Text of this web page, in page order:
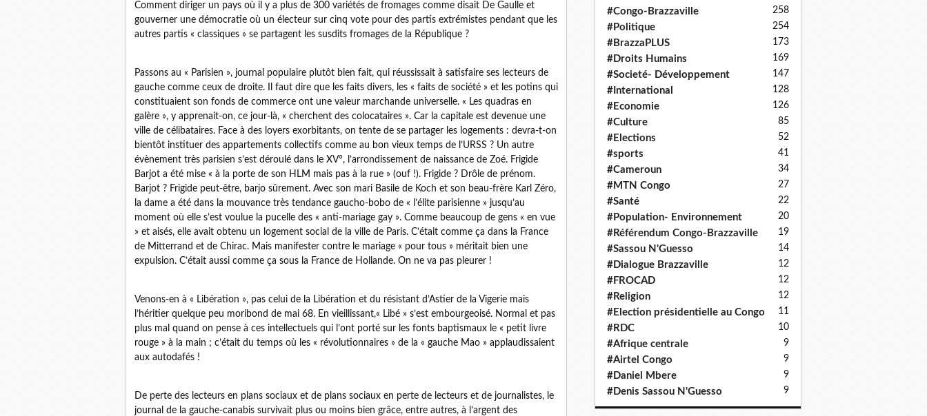
Comment diriger un pays où il y a plus de 300 variétés de fromages comme disait De Gaulle et
gouverner une démocratie où un électeur sur cinq vote pour des partis extrémistes pendant que les
autres partis « classiques » se partagent les susdits fromages de la République ?
Passons au « Parisien », journal populaire plutôt bien fait, qui réussissait à satisfaire ses lecteurs de
gauche comme ceux de droite. Il faut dire que les faits divers, les « faits de société » et les potins qui
constituaient son fonds de commerce ont une valeur marchande universelle. « Les quadras en
galère », y apprenait-on, ce jour-là, « cherchent des colocataires ». Car la capitale est devenue une
ville de célibataires. Face à des loyers exorbitants, on tente de se partager les logements : devra-t-on
bientôt instituer des appartements collectifs comme au bon vieux temps de l’URSS ? Un autre
évènement très parisien s’est déroulé dans le XV°, l’arrondissement de naissance de Zoé. Frigide
Barjot a été mise « à la porte de son HLM mais pas à la rue » (ouf !). Frigide ? Drôle de prénom.
Barjot ? Frigide peut-être, barjo sûrement. Avec son mari Basile de Koch et son beau-frère Karl Zéro,
la dame a été dans la mouvance très tendance gaucho-bobo de « l’élite parisienne » jusqu’au
moment où elle s’est voulue la pucelle des « anti-mariage gay ». Comme beaucoup de gens « en vue
» et aisés, elle avait obtenu un logement social de la ville de Paris. C’était comme ça dans la France
de Mitterrand et de Chirac. Mais manifester contre le mariage « pour tous » méritait bien une
expulsion. C’était aussi comme ça sous la France de Hollande. On ne va pas pleurer !
Venons-en à « Libération », pas celui de la Libération et du résistant d’Astier de la Vigerie mais
l’héritier quelque peu moribond de mai 68. En vieillissant,« Libé » s’est embourgeoisé. Normal et pas
plus mal quand on pense à ces intellectuels qui l’ont porté sur les fonts baptismaux le « petit livre
rouge » à la main ; c’était du temps où les « révolutionnaires » de la « gauche Mao » applaudissaient
aux autodafés !
De perte des lecteurs en plans sociaux et de plans sociaux en perte de lecteurs et de journalistes, le
journal de la gauche-canabis survivait plus ou moins bien grâce, entre autres, à l’argent des
#Congo-Brazzaville 258
#Politique 254
#BrazzaPLUS 173
#Droits Humains 169
#Societé- Développement 147
#International 128
#Economie 126
#Culture 85
#Elections 52
#sports 41
#Cameroun 34
#MTN Congo 27
#Santé 22
#Population- Environnement 20
#Référendum Congo-Brazzaville 19
#Sassou N'Guesso 14
#Dialogue Brazzaville 12
#FROCAD 12
#Religion 12
#Election présidentielle au Congo 11
#RDC 10
#Afrique centrale 9
#Airtel Congo 9
#Daniel Mbere 9
#Denis Sassou N'Guesso 9